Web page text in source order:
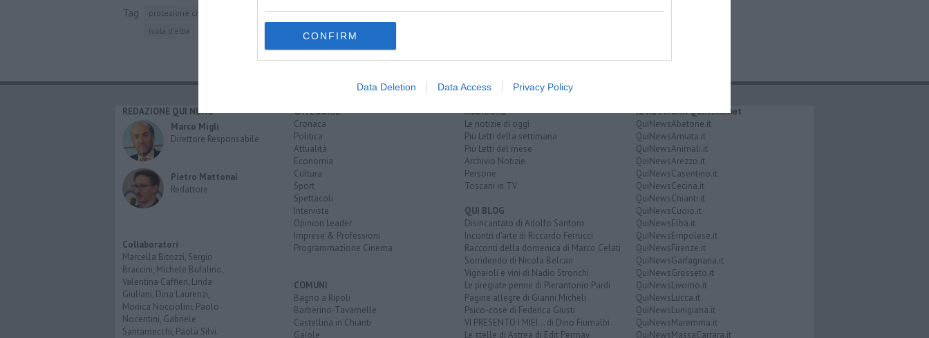
CONFIRM
Data Deletion Data Access Privacy Policy
Tag protezione civile toscana lunigiana garfagnana serchio versilia
costa degli etruschi
isola d'elba
REDAZIONE QUI NEWS
Marco Migli
Direttore Responsabile
Pietro Mattonai
Redattore
Collaboratori
Marcella Bitozzi, Sergio
Braccini, Michele Bufalino,
Valentina Caffieri, Linda
Giuliani, Dina Laurenzi,
Monica Nocciolini, Paolo
Nocentini, Gabriele
Santarnecchi, Paola Silvi.
CATEGORIE
Cronaca
Politica
Attualità
Economia
Cultura
Sport
Spettacoli
Interviste
Opinion Leader
Imprese & Professioni
Programmazione Cinema
COMUNI
Bagno a Ripoli
Barberino-Tavarnelle
Castellina in Chianti
Gaiole
RUBRICHE
Le notizie di oggi
Più Letti della settimana
Più Letti del mese
Archivio Notizie
Persone
Toscani in TV
QUI BLOG
Disincantato di Adolfo Santoro
Incontri d'arte di Riccardo Ferrucci
Racconti della domenica di Marco Celati
Sorridendo di Nicola Belcari
Vignaioli e vini di Nadio Stronchi
Le pregiate penne di Pierantonio Pardi
Pagine allegre di Gianni Micheli
Psico-cose di Federica Giusti
VI PRESENTO I MIEI... di Dino Fiumalbi
Le stelle di Astrea di Edit Permay
IL NETWORK QuiNews.net
QuiNewsAbetone.it
QuiNewsAmiata.it
QuiNewsAnimali.it
QuiNewsArezzo.it
QuiNewsCasentino.it
QuiNewsCecina.it
QuiNewsChianti.it
QuiNewsCuoio.it
QuiNewsElba.it
QuiNewsEmpolese.it
QuiNewsFirenze.it
QuiNewsGarfagnana.it
QuiNewsGrosseto.it
QuiNewsLivorno.it
QuiNewsLucca.it
QuiNewsLunigiana.it
QuiNewsMaremma.it
QuiNewsMassaCarrara.it